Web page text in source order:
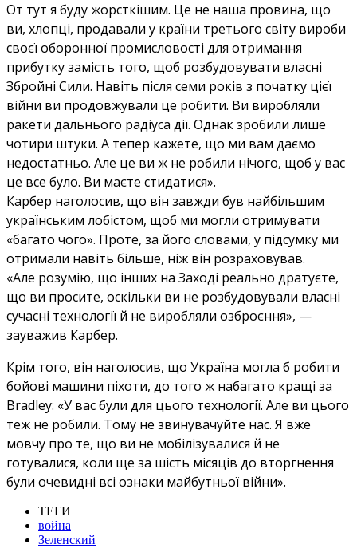
От тут я буду жорсткішим. Це не наша провина, що
ви, хлопці, продавали у країни третього світу вироби
своєї оборонної промисловості для отримання
прибутку замість того, щоб розбудовувати власні
Збройні Сили. Навіть після семи років з початку цієї
війни ви продовжували це робити. Ви виробляли
ракети дальнього радіуса дії. Однак зробили лише
чотири штуки. А тепер кажете, що ми вам даємо
недостатньо. Але це ви ж не робили нічого, щоб у вас
це все було. Ви маєте стидатися».
Карбер наголосив, що він завжди був найбільшим
українським лобістом, щоб ми могли отримувати
«багато чого». Проте, за його словами, у підсумку ми
отримали навіть більше, ніж він розраховував.
«Але розумію, що інших на Заході реально дратуєте,
що ви просите, оскільки ви не розбудовували власні
сучасні технології й не виробляли озброєння», —
зауважив Карбер.
Крім того, він наголосив, що Україна могла б робити
бойові машини піхоти, до того ж набагато кращі за
Bradley: «У вас були для цього технології. Але ви цього
теж не робили. Тому не звинувачуйте нас. Я вже
мовчу про те, що ви не мобілізувалися й не
готувалися, коли ще за шість місяців до вторгнення
були очевидні всі ознаки майбутньої війни».
ТЕГИ
война
Зеленский